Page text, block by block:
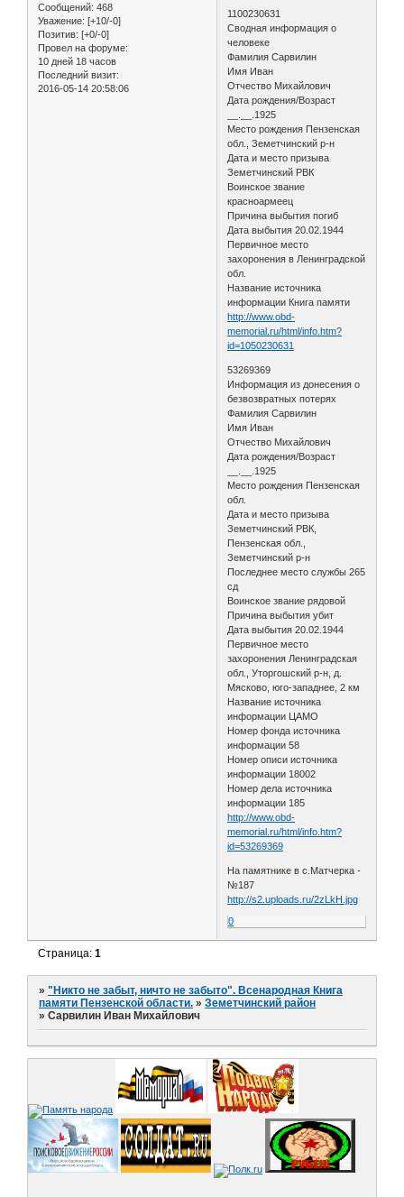
Сообщений: 468
Уважение: [+10/-0]
Позитив: [+0/-0]
Провел на форуме:
10 дней 18 часов
Последний визит:
2016-05-14 20:58:06
1100230631
Сводная информация о
человеке
Фамилия Сарвилин
Имя Иван
Отчество Михайлович
Дата рождения/Возраст
__.__.1925
Место рождения Пензенская
обл., Земетчинский р-н
Дата и место призыва
Земетчинский РВК
Воинское звание
красноармеец
Причина выбытия погиб
Дата выбытия 20.02.1944
Первичное место
захоронения в Ленинградской
обл.
Название источника
информации Книга памяти
http://www.obd-
memorial.ru/html/info.htm?
id=1050230631
53269369
Информация из донесения о
безвозвратных потерях
Фамилия Сарвилин
Имя Иван
Отчество Михайлович
Дата рождения/Возраст
__.__.1925
Место рождения Пензенская
обл.
Дата и место призыва
Земетчинский РВК,
Пензенская обл.,
Земетчинский р-н
Последнее место службы 265
сд
Воинское звание рядовой
Причина выбытия убит
Дата выбытия 20.02.1944
Первичное место
захоронения Ленинградская
обл., Уторгошский р-н, д.
Мясково, юго-западнее, 2 км
Название источника
информации ЦАМО
Номер фонда источника
информации 58
Номер описи источника
информации 18002
Номер дела источника
информации 185
http://www.obd-
memorial.ru/html/info.htm?
id=53269369
На памятнике в с.Матчерка -
№187
http://s2.uploads.ru/2zLkH.jpg
0
Страница:1
»"Никто не забыт, ничто не забыто". Всенародная Книга
памяти Пензенской области. »Земетчинский район
»Сарвилин Иван Михайлович